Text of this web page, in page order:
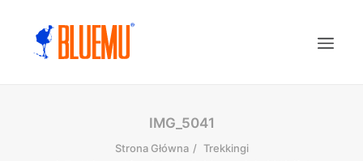
IMG_5041
Strona Główna
Trekkingi